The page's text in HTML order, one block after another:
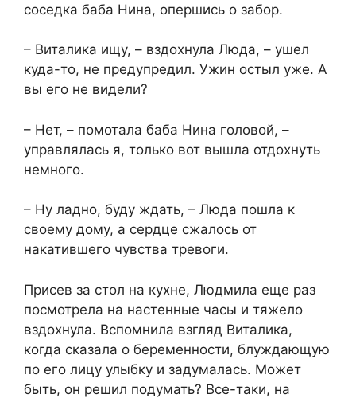
соседка баба Нина, опершись о забор.
– Виталика ищу, – вздохнула Люда, – ушел
куда-то, не предупредил. Ужин остыл уже. А
вы его не видели?
– Нет, – помотала баба Нина головой, –
управлялась я, только вот вышла отдохнуть
немного.
– Ну ладно, буду ждать, – Люда пошла к
своему дому, а сердце сжалось от
накатившего чувства тревоги.
Присев за стол на кухне, Людмила еще раз
посмотрела на настенные часы и тяжело
вздохнула. Вспомнила взгляд Виталика,
когда сказала о беременности, блуждающую
по его лицу улыбку и задумалась. Может
быть, он решил подумать? Все-таки, на